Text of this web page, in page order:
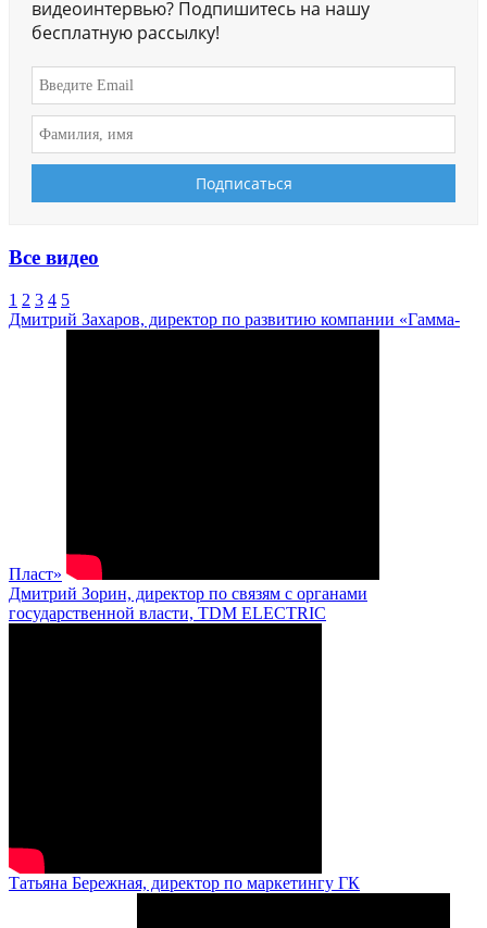
видеоинтервью? Подпишитесь на нашу
бесплатную рассылку!
Все видео
1 2 3 4 5
Дмитрий Захаров, директор по развитию компании «Гамма-
Пласт»
Дмитрий Зорин, директор по связям с органами
государственной власти, TDM ELECTRIC
Татьяна Бережная, директор по маркетингу ГК